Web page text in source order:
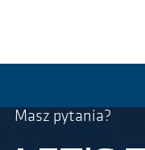
Masz pytania?